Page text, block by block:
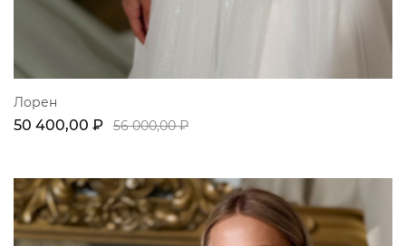
Лорен
50 400,00 ₽ 56 000,00 ₽